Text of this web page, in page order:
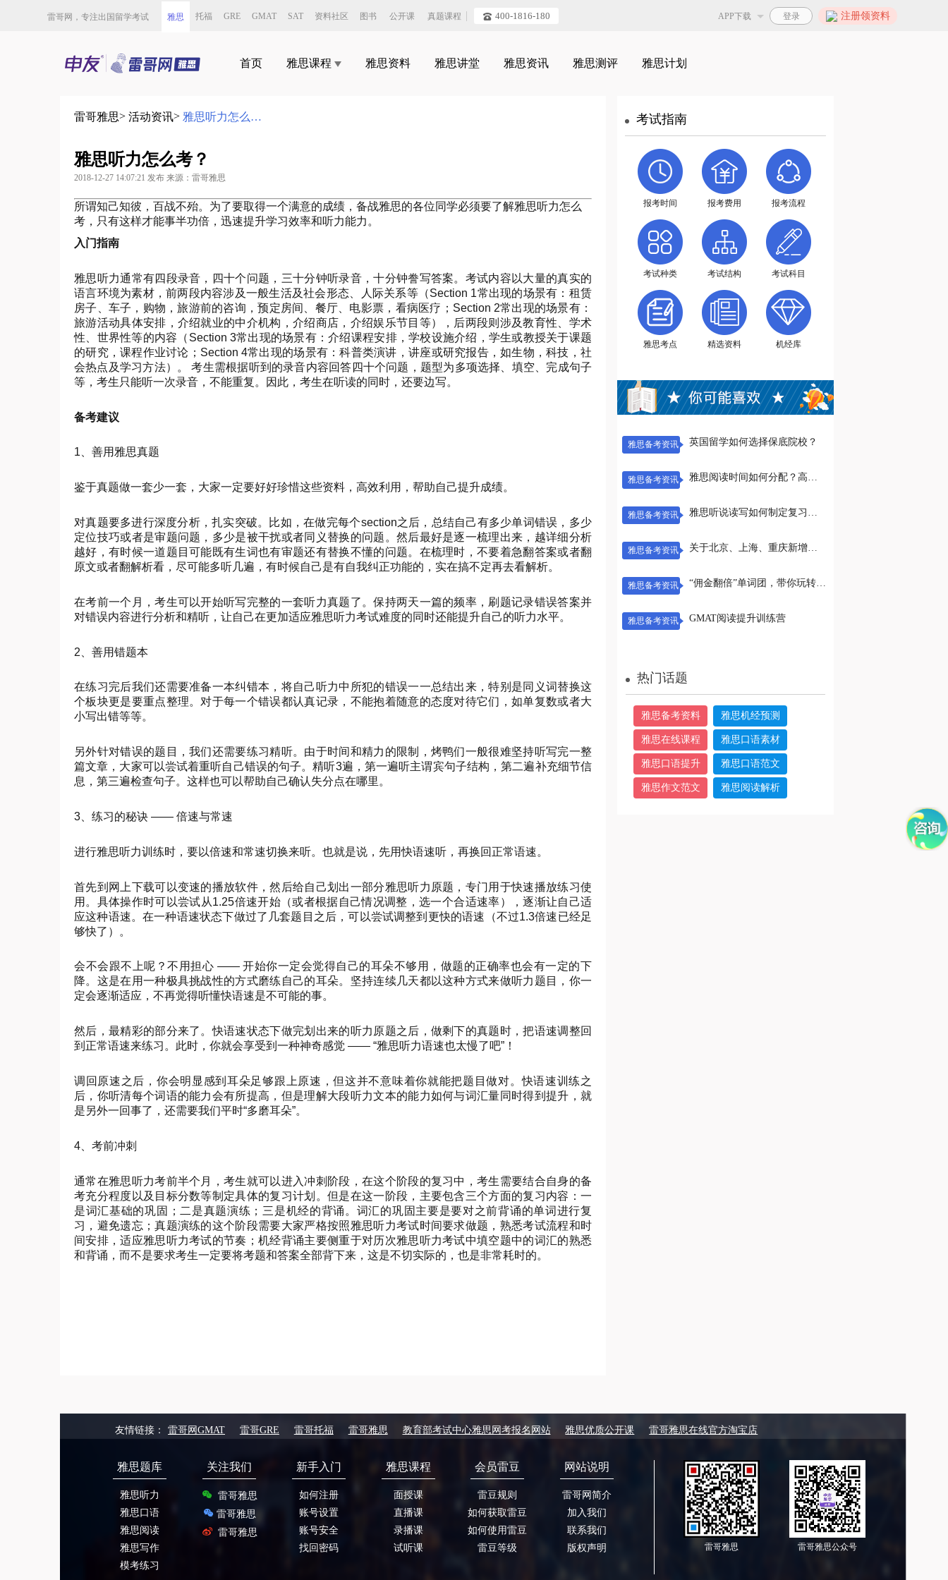
雷哥网，专注出国留学考试 雅思 托福 GRE GMAT SAT 资料社区 图书 公开课 真题课程 400-1816-180 APP下载 注册领资料
首页 雅思课程 雅思资料 雅思讲堂 雅思资讯 雅思测评 雅思计划
雷哥雅思> 活动资讯> 雅思听力怎么考？
雅思听力怎么考？
2018-12-27 14:07:21 发布 来源：雷哥雅思
所谓知己知彼，百战不殆。为了要取得一个满意的成绩，备战雅思的各位同学必须要了解雅思听力怎么
考，只有这样才能事半功倍，迅速提升学习效率和听力能力。
入门指南
雅思听力通常有四段录音，四十个问题，三十分钟听录音，十分钟誊写答案。考试内容以大量的真实的
语言环境为素材，前两段内容涉及一般生活及社会形态、人际关系等（Section 1常出现的场景有：租赁
房子、车子，购物，旅游前的咨询，预定房间、餐厅、电影票，看病医疗；Section 2常出现的场景有：
旅游活动具体安排，介绍就业的中介机构，介绍商店，介绍娱乐节目等），后两段则涉及教育性、学术
性、世界性等的内容（Section 3常出现的场景有：介绍课程安排，学校设施介绍，学生或教授关于课题
的研究，课程作业讨论；Section 4常出现的场景有：科普类演讲，讲座或研究报告，如生物，科技，社
会热点及学习方法）。 考生需根据听到的录音内容回答四十个问题，题型为多项选择、填空、完成句子
等，考生只能听一次录音，不能重复。因此，考生在听读的同时，还要边写。
备考建议
1、善用雅思真题
鉴于真题做一套少一套，大家一定要好好珍惜这些资料，高效利用，帮助自己提升成绩。
对真题要多进行深度分析，扎实突破。比如，在做完每个section之后，总结自己有多少单词错误，多少
定位技巧或者是审题问题，多少是被干扰或者同义替换的问题。然后最好是逐一梳理出来，越详细分析
越好，有时候一道题目可能既有生词也有审题还有替换不懂的问题。在梳理时，不要着急翻答案或者翻
原文或者翻解析看，尽可能多听几遍，有时候自己是有自我纠正功能的，实在搞不定再去看解析。
在考前一个月，考生可以开始听写完整的一套听力真题了。保持两天一篇的频率，刷题记录错误答案并
对错误内容进行分析和精听，让自己在更加适应雅思听力考试难度的同时还能提升自己的听力水平。
2、善用错题本
在练习完后我们还需要准备一本纠错本，将自己听力中所犯的错误一一总结出来，特别是同义词替换这
个板块更是要重点整理。对于每一个错误都认真记录，不能抱着随意的态度对待它们，如单复数或者大
小写出错等等。
另外针对错误的题目，我们还需要练习精听。由于时间和精力的限制，烤鸭们一般很难坚持听写完一整
篇文章，大家可以尝试着重听自己错误的句子。精听3遍，第一遍听主谓宾句子结构，第二遍补充细节信
息，第三遍检查句子。这样也可以帮助自己确认失分点在哪里。
3、练习的秘诀 —— 倍速与常速
进行雅思听力训练时，要以倍速和常速切换来听。也就是说，先用快语速听，再换回正常语速。
首先到网上下载可以变速的播放软件，然后给自己划出一部分雅思听力原题，专门用于快速播放练习使
用。具体操作时可以尝试从1.25倍速开始（或者根据自己情况调整，选一个合适速率），逐渐让自己适
应这种语速。在一种语速状态下做过了几套题目之后，可以尝试调整到更快的语速（不过1.3倍速已经足
够快了）。
会不会跟不上呢？不用担心 —— 开始你一定会觉得自己的耳朵不够用，做题的正确率也会有一定的下
降。这是在用一种极具挑战性的方式磨练自己的耳朵。坚持连续几天都以这种方式来做听力题目，你一
定会逐渐适应，不再觉得听懂快语速是不可能的事。
然后，最精彩的部分来了。快语速状态下做完划出来的听力原题之后，做剩下的真题时，把语速调整回
到正常语速来练习。此时，你就会享受到一种神奇感觉 —— “雅思听力语速也太慢了吧”！
调回原速之后，你会明显感到耳朵足够跟上原速，但这并不意味着你就能把题目做对。快语速训练之
后，你听清每个词语的能力会有所提高，但是理解大段听力文本的能力如何与词汇量同时得到提升，就
是另外一回事了，还需要我们平时“多磨耳朵”。
4、考前冲刺
通常在雅思听力考前半个月，考生就可以进入冲刺阶段，在这个阶段的复习中，考生需要结合自身的备
考充分程度以及目标分数等制定具体的复习计划。但是在这一阶段，主要包含三个方面的复习内容：一
是词汇基础的巩固；二是真题演练；三是机经的背诵。词汇的巩固主要是要对之前背诵的单词进行复
习，避免遗忘；真题演练的这个阶段需要大家严格按照雅思听力考试时间要求做题，熟悉考试流程和时
间安排，适应雅思听力考试的节奏；机经背诵主要侧重于对历次雅思听力考试中填空题中的词汇的熟悉
和背诵，而不是要求考生一定要将考题和答案全部背下来，这是不切实际的，也是非常耗时的。
考试指南
报考时间 报考费用 报考流程
考试种类 考试结构 考试科目
雅思考点 精选资料 机经库
雅思备考资讯
雅思备考资讯
雅思备考资讯 关于北京、上海、重庆新增雅思考试(IELTS)机考模式的通知
雅思备考资讯
雅思备考资讯 GMAT阅读提升训练营
雅思备考资讯
雅思备考资讯 揭秘美国名校
雅思备考资讯 雅思听力怎么考？
雅思备考资讯
雅思备考资讯
雅思备考资讯
雅思备考资讯
雅思备考资讯
雅思备考资讯
热门话题
雅思备考资料 雅思机经预测
雅思在线课程 雅思口语素材
雅思口语提升 雅思口语范文
雅思作文范文 雅思阅读解析
友情链接： 雷哥网GMAT 雷哥GRE 雷哥托福 雷哥雅思 教育部考试中心雅思网考报名网站 雅思优质公开课 雷哥雅思在线官方淘宝店
雅思题库
雅思听力
雅思口语
雅思阅读
雅思写作
模考练习
关注我们
雷哥雅思
雷哥雅思
雷哥雅思
新手入门
如何注册
账号设置
账号安全
找回密码
雅思课程
面授课
直播课
录播课
试听课
会员雷豆
雷豆规则
如何获取雷豆
如何使用雷豆
雷豆等级
网站说明
雷哥网简介
加入我们
联系我们
版权声明
雷哥雅思 雷哥雅思公众号